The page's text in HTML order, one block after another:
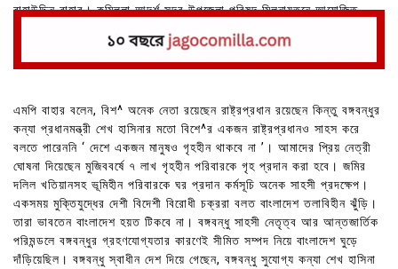
বাহাউদ্দিন বাহার। কুমিল্লা আদর্শ সদর উপজেলা পরিষদ মিলনায়তনে আয়োজিত
এমপি বাহার বলেন, বিশ^ অনেক নেতা রয়েছেন রাষ্ট্রপ্রধান রয়েছেন কিন্তু বঙ্গবন্ধুর
কন্যা প্রধানমন্ত্রী শেখ হাসিনার মতো বিশে^র একজন রাষ্ট্রপ্রধানও সাহস করে
বলতে পারেননি ‘ দেশে একজন মানুষও গৃহহীন থাকবে না ’। আমাদের প্রিয় নেত্রী
ঘোষনা দিয়েছেন মুজিববর্ষে ৭ লাখ গৃহহীন পরিবারকে গৃহ প্রদান করা হবে। জমির
দলিল খতিয়ানসহ ভূমিহীন পরিবারকে ঘর প্রদান কর্মসূচি অনেক সাহসী প্রদক্ষেপ।
একসময় মুক্তিযুদ্ধের দেশী বিদেশী বিরোধী চক্ররা বলত বাংলাদেশ তলাবিহীন ঝুঁড়ি।
তারা ভাবতেন বাংলাদেশ হয়ত টিকবে না। বঙ্গবন্ধু সাহসী নেতৃত্ব আর আন্তজার্তিক
পরিমন্ডলে বঙ্গবন্ধুর গ্রহণযোগ্যতার কারণেই সীমিত সম্পদ নিয়ে বাংলাদেশ ঘুড়ে
দাঁড়িয়েছিল। বঙ্গবন্ধু স্বাধীন দেশ দিয়ে গেছেন, বঙ্গবন্ধু সুযোগ্য কন্যা শেখ হাসিনা